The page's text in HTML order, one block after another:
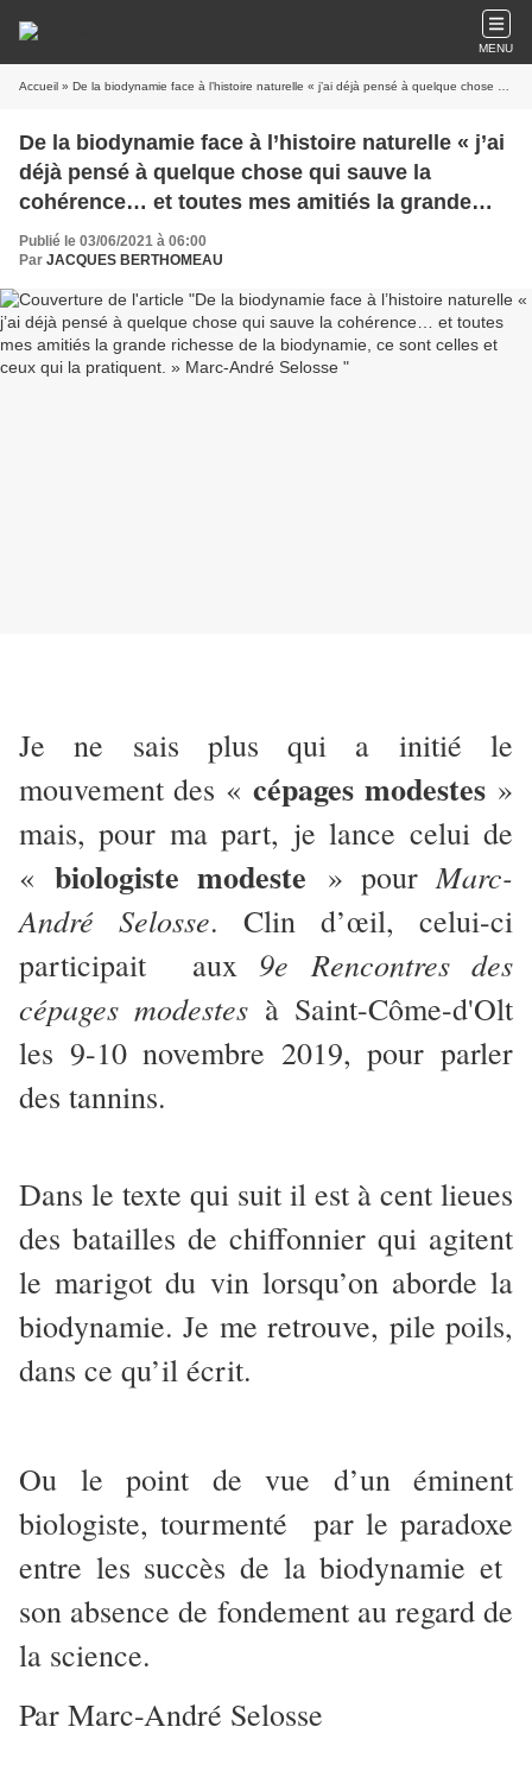
MENU
Accueil » De la biodynamie face à l’histoire naturelle « j’ai déjà pensé à quelque chose qui sauve la cohérence… et toutes mes amitiés la grande richesse de la biodynamie, ce sont celles et ceux qui la pratiquent. » Marc-André Selosse
De la biodynamie face à l’histoire naturelle « j’ai
déjà pensé à quelque chose qui sauve la
cohérence… et toutes mes amitiés la grande
richesse de la biodynamie, ce sont celles et
ceux qui la pratiquent. » Marc-André Selosse
Publié le 03/06/2021 à 06:00
Par JACQUES BERTHOMEAU
Je ne sais plus qui a initié le
mouvement des «cépages modestes»
mais, pour ma part, je lance celui de
«biologiste modeste » pour Marc-
André Selosse. Clin d’œil, celui-ci
participait aux9e Rencontres des
cépages modestes à Saint-Côme-d'Olt
les 9-10 novembre 2019, pour parler
des tannins.
Dans le texte qui suit il est à cent lieues
des batailles de chiffonnier qui agitent
le marigot du vin lorsqu’on aborde la
biodynamie. Je me retrouve, pile poils,
dans ce qu’il écrit.
Ou le point de vue d’un éminent
biologiste, tourmenté par le paradoxe
entre les succès de la biodynamie et
son absence de fondement au regard de
la science.
Par Marc-André Selosse